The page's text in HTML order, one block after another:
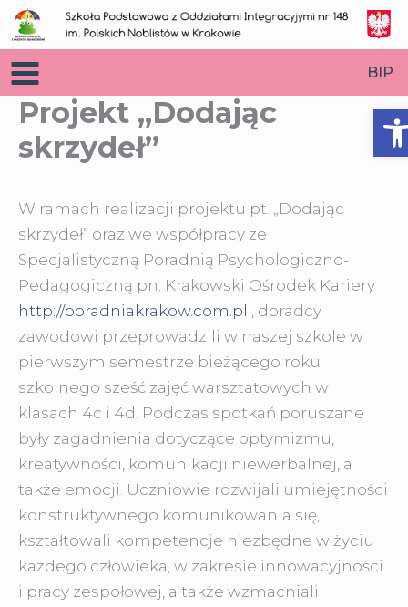
Przejdź
do
treści
BIP
Projekt „Dodając
skrzydeł”
W ramach realizacji projektu pt. „Dodając
skrzydeł” oraz we współpracy ze
Specjalistyczną Poradnią Psychologiczno-
Pedagogiczną pn. Krakowski Ośrodek Kariery
http://poradniakrakow.com.pl , doradcy
zawodowi przeprowadzili w naszej szkole w
pierwszym semestrze bieżącego roku
szkolnego sześć zajęć warsztatowych w
klasach 4c i 4d. Podczas spotkań poruszane
były zagadnienia dotyczące optymizmu,
kreatywności, komunikacji niewerbalnej, a
także emocji. Uczniowie rozwijali umiejętności
konstruktywnego komunikowania się,
kształtowali kompetencje niezbędne w życiu
każdego człowieka, w zakresie innowacyjności
i pracy zespołowej, a także wzmacniali